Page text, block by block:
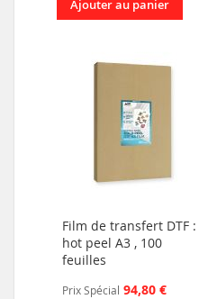
Ajouter au panier
Film de transfert DTF :
hot peel A3 , 100
feuilles
Prix Spécial 94,80 €